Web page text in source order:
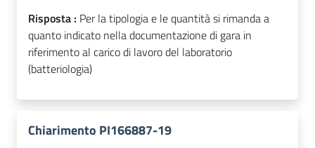
Risposta : Per la tipologia e le quantità si rimanda a
quanto indicato nella documentazione di gara in
riferimento al carico di lavoro del laboratorio
(batteriologia)
Chiarimento PI166887-19